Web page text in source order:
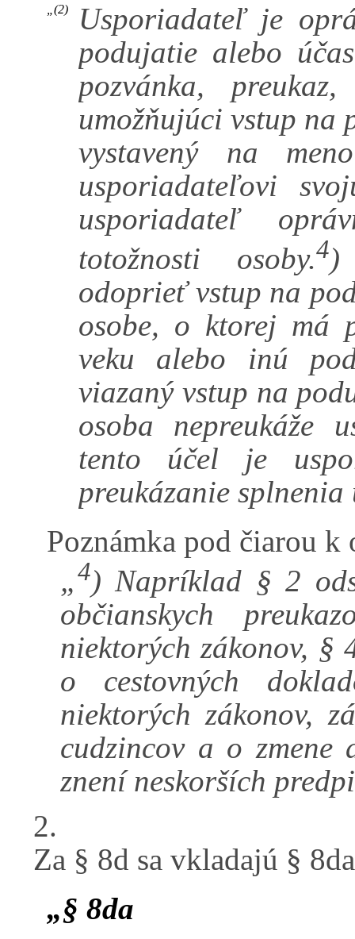
„(2)
Usporiadateľ je
podujatie alebo
pozvánka,
umožňujúci vstup na
vystavený na
usporiadateľovi
usporiadateľ
totožnosti osoby.4)
odoprieť vstup na
osobe, o ktorej má
veku alebo inú
viazaný vstup na
osoba nepreukáže
tento účel je
preukázanie
Poznámka pod čiarou k
„4) Napríklad § 2
občianskych
niektorých zákonov, §
o cestovných
niektorých zákonov,
cudzincov a o zmene
znení neskorších
2.
Za § 8d sa vkladajú §
„§ 8da